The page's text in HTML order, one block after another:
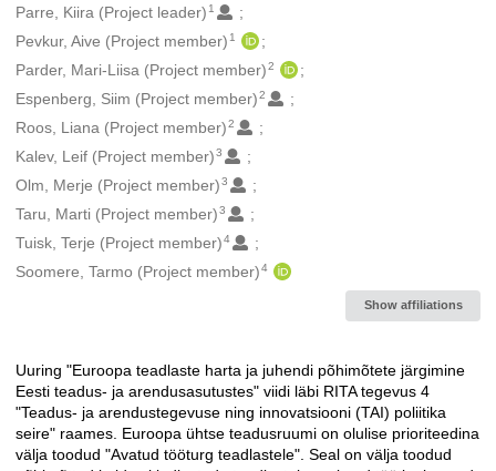
Creators
Parre, Kiira (Project leader) 1
Pevkur, Aive (Project member) 1
Parder, Mari-Liisa (Project member) 2
Espenberg, Siim (Project member) 2
Roos, Liana (Project member) 2
Kalev, Leif (Project member) 3
Olm, Merje (Project member) 3
Taru, Marti (Project member) 3
Tuisk, Terje (Project member) 4
Soomere, Tarmo (Project member) 4
Show affiliations
Description
Uuring "Euroopa teadlaste harta ja juhendi põhimõtete järgimine
Eesti teadus- ja arendusasutustes" viidi läbi RITA tegevus 4
"Teadus- ja arendustegevuse ning innovatsiooni (TAI) poliitika
seire" raames. Euroopa ühtse teadusruumi on olulise prioriteedina
välja toodud "Avatud tööturg teadlastele". Seal on välja toodud